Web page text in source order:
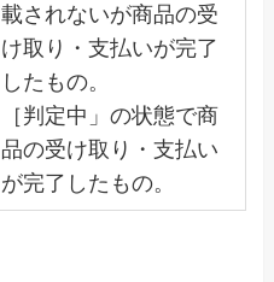
載されないが商品の受
け取り・支払いが完了
したもの。
［判定中」の状態で商
品の受け取り・支払い
が完了したもの。